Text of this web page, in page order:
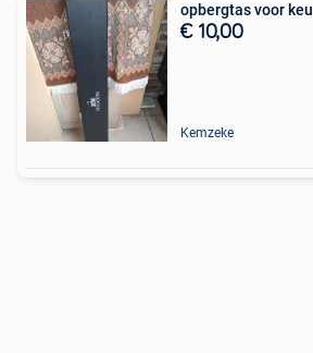
opbergtas voor keu
€ 10,00
Kemzeke